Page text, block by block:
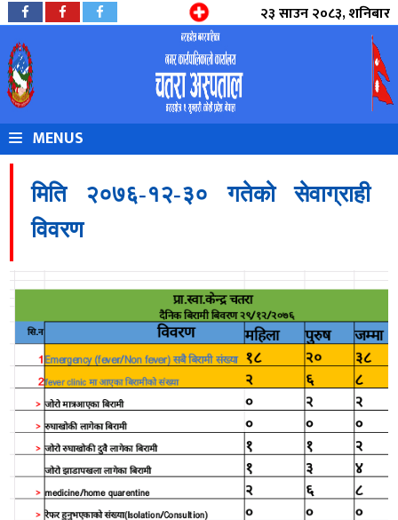
२३ साउन २०८३, शनिबार
MENUS
मिति २०७६-१२-३० गतेको सेवाग्राही
विवरण